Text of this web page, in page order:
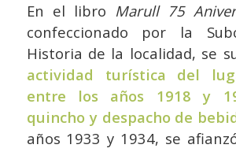
En el libro Marull 75
confeccionado por la
Historia de la localidad, se
actividad turística del
entre los años 1918 y
quincho y despacho de
años 1933 y 1934, se